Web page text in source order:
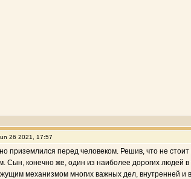
26 2021, 17:57
приземлился перед человеком. Решив, что не
Сын, конечно же, один из наиболее дорогих людей
механизмом многих важных дел, внутренней и